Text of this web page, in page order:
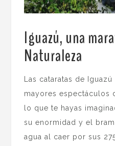
Iguazú, una
Naturaleza
Las cataratas de
mayores espectáculos
lo que te hayas
su enormidad y el
agua al caer por sus